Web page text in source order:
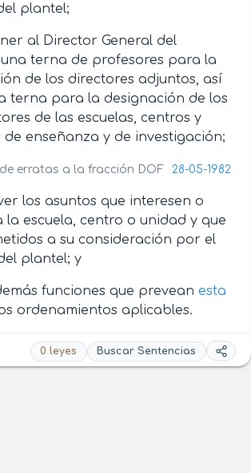
plantel;
al Director General del
una terna de profesores para la
de los directores adjuntos, así
terna para la designación de los
de las escuelas, centros y
de enseñanza y de investigación;
de erratas a la fracción DOF 28-05-1982
los asuntos que interesen o
la escuela, centro o unidad y que
a su consideración por el
plantel; y
funciones que prevean esta
ordenamientos aplicables.
0 leyes Buscar Sentencias